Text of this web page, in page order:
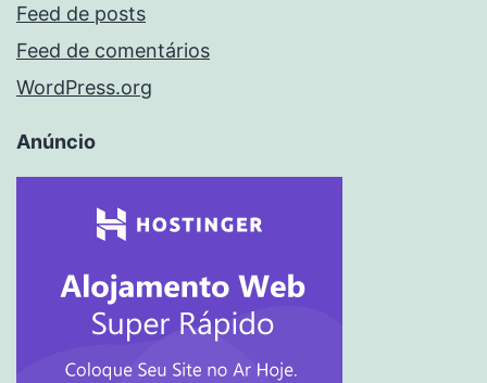
Feed de posts
Feed de comentários
WordPress.org
Anúncio